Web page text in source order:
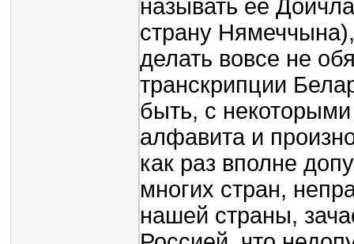
называть ее
страну
делать вовсе не
транскрипции
быть, с
алфавита и
как раз вполне
многих стран,
нашей страны,